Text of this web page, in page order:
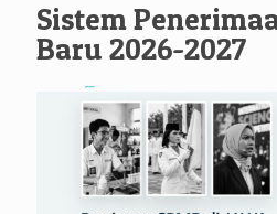
Sistem
Baru 2026-2027